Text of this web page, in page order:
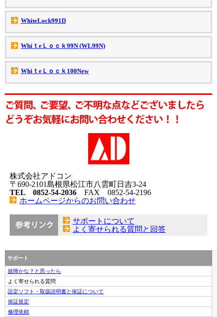
WhiteLock991D
WhiｔeＬｏｃｋ99N (WL99N)
WhiｔeＬｏｃｋ100New
株式会社アドコン
〒690-2101島根県松江市八雲町日吉3-24
TEL 0852-54-2036 FAX 0852-54-2196
ホームページからのお問い合わせ
サポートについて
よく寄せられる質問と回答
サポート
故障かな？と思ったら
よく寄せられる質問
設定ソフト・取扱説明書と保証について
保証規定
修理依頼